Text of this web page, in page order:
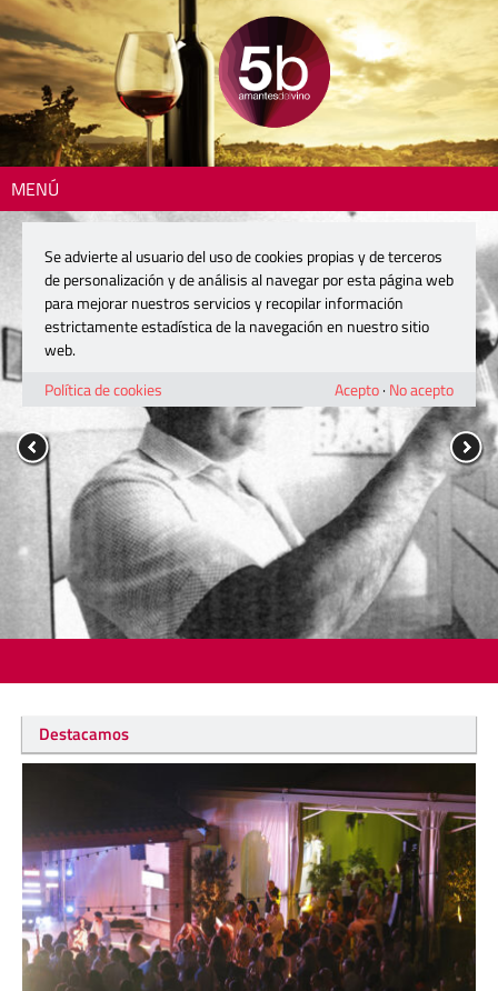
MENÚ
Destacamos
Se advierte al usuario del uso de cookies propias y de terceros
de personalización y de análisis al navegar por esta página web
para mejorar nuestros servicios y recopilar información
estrictamente estadística de la navegación en nuestro sitio
web.
Política de cookies
Acepto· No acepto